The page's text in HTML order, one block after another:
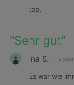
top.
"Sehr gut"
Ina S. a
Es war wie